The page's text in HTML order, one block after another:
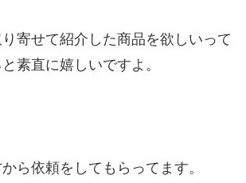
寄せて紹介した商品を欲しいって
素直に嬉しいですよ。
ら依頼をしてもらってます。